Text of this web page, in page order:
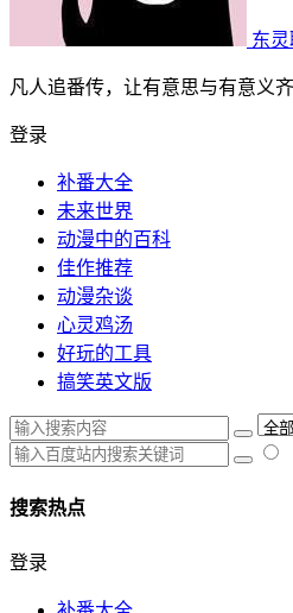
东
凡人追番传，让有意思与有意义
登录
补番大全
未来世界
动漫中的百科
佳作推荐
动漫杂谈
心灵鸡汤
好玩的工具
搞笑英文版
搜索热点
登录